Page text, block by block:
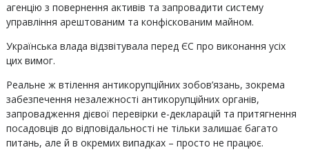
агенцію з повернення активів та запровадити систему
управління арештованим та конфіскованим майном.
Українська влада відзвітувала перед ЄС про виконання усіх
цих вимог.
Реальне ж втілення антикорупційних зобов’язань, зокрема
забезпечення незалежності антикорупційних органів,
запровадження дієвої перевірки е-декларацій та притягнення
посадовців до відповідальності не тільки залишає багато
питань, але й в окремих випадках – просто не працює.